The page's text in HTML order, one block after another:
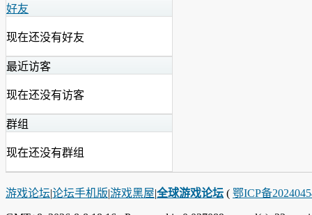
好友
现在还没有好友
最近访客
现在还没有访客
群组
现在还没有群组
游戏论坛|论坛手机版|游戏黑屋|全球游戏论坛 ( 鄂ICP备